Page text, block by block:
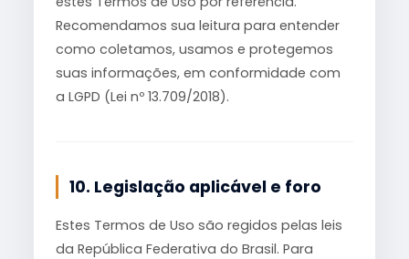
Recomendamos sua leitura para entender
como coletamos, usamos e protegemos
suas informações, em conformidade com
a LGPD (Lei nº 13.709/2018).
10. Legislação aplicável e foro
Estes Termos de Uso são regidos pelas leis
da República Federativa do Brasil. Para